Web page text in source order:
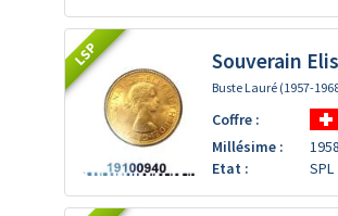
LSP Souverain
Buste Lauré (1957-
Coffre :
Millésime :
1958
Etat :
SPL